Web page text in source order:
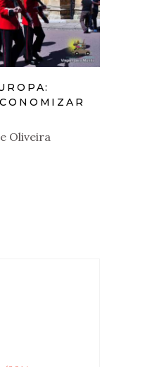
Oliveira